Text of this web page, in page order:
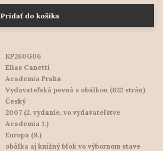
Pridať do košíka
KP260G06
Elias Canetti
Academia Praha
Vydavateľská pevná s obálkou (622 strán)
Český
2007 (2. vydanie, vo vydavateľstve
Academia 1.)
Europa (9.)
obálka aj knižný blok vo výbornom stave